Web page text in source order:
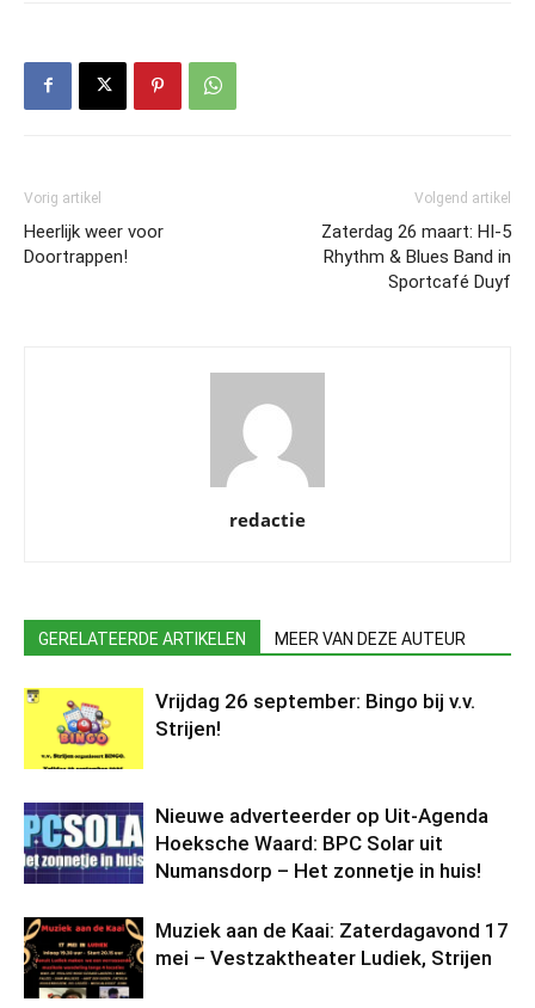
Vorig artikel
Heerlijk weer voor
Doortrappen!
Volgend artikel
Zaterdag 26 maart: HI-5
Rhythm & Blues Band in
Sportcafé Duyf
redactie
GERELATEERDE ARTIKELEN MEER VAN DEZE AUTEUR
Vrijdag 26 september: Bingo bij v.v.
Strijen!
Nieuwe adverteerder op Uit-Agenda
Hoeksche Waard: BPC Solar uit
Numansdorp – Het zonnetje in huis!
Muziek aan de Kaai: Zaterdagavond 17
mei – Vestzaktheater Ludiek, Strijen